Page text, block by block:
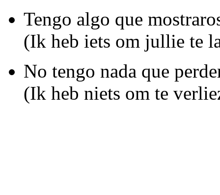
Tengo algo que
(Ik heb iets om jullie te
No tengo nada que
(Ik heb niets om te